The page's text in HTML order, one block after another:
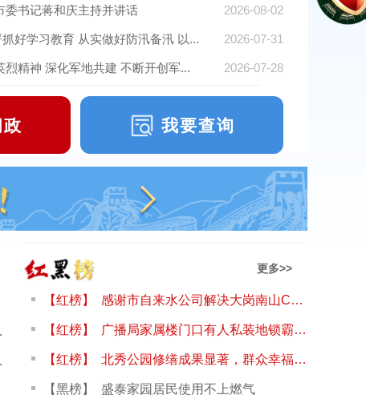
委书记蒋和庆主持并讲话 2026-08-02
好学习教育 从实做好防汛备汛 以... 2026-07-31
烈精神 深化军地共建 不断开创军... 2026-07-28
我要查询
更多>>
【红榜】 感谢市自来水公司解决大岗南山C区水压小的问题
【红榜】 广播局家属楼门口有人私装地锁霸占车位
【红榜】 北秀公园修缮成果显著，群众幸福感提升
【黑榜】 盛泰家园居民使用不上燃气